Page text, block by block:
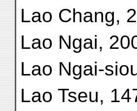
Lao Chang,
Lao Ngai,
Lao Ngai-
Lao Tseu,